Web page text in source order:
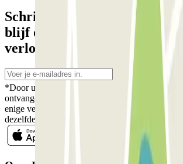
Schrijf je in voor onze
blijf op de hoogte van
verlotingen en vele andere
*Door u in te schrijven aanvaardt u ons
ontvangen van commerciële communicatie van
enige verplichting kunt u zich uitschrijven
dezelfde nieuwsbrief.